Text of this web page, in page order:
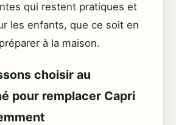
qui restent pratiques et
les enfants, que ce soit en
à la maison.
choisir au
pour remplacer Capri